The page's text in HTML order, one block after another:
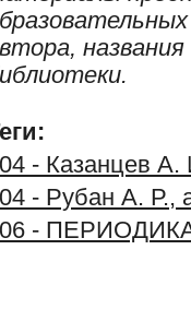
04 - Казанцев А.
04 - Рубан А. Р.,
06 -